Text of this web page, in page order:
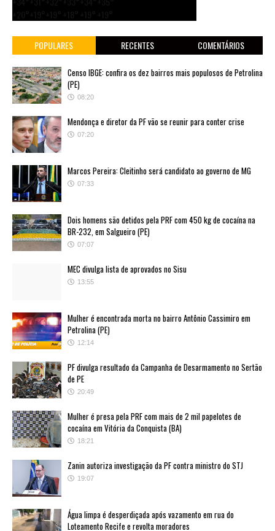
POPULARES RECENTES COMENTÁRIOS
Censo IBGE: confira os dez bairros mais populosos de Petrolina
(PE)
08:20
Mendonça e diretor da PF vão se reunir para conter crise
07:20
Marcos Pereira: Cleitinho será candidato ao governo de MG
07:33
Dois homens são detidos pela PRF com 450 kg de cocaína na
BR-232, em Salgueiro (PE)
07:07
MEC divulga lista de aprovados no Sisu
13:55
Mulher é encontrada morta no bairro Antônio Cassimiro em
Petrolina (PE)
12:14
PF divulga resultado da Campanha de Desarmamento no Sertão
de PE
20:49
Mulher é presa pela PRF com mais de 2 mil papelotes de
cocaína em Vitória da Conquista (BA)
18:21
Zanin autoriza investigação da PF contra ministro do STJ
19:07
Água limpa é desperdiçada após vazamento em rua do
Loteamento Recife e revolta moradores